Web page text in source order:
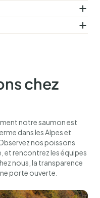
pomme 50 %, concentré
6,3 %.
dimanches et jours
chez
notre saumon est
dans les Alpes et
nos poissons
et rencontrez les équipes
nous, la transparence
porte ouverte.